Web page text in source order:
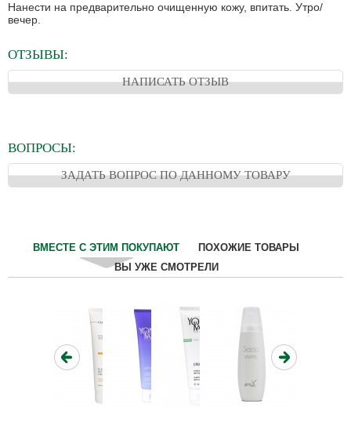
Нанести на предварительно очищенную кожу, впитать. Утро/
вечер.
ОТЗЫВЫ:
НАПИСАТЬ ОТЗЫВ
ВОПРОСЫ:
ЗАДАТЬ ВОПРОС ПО ДАННОМУ ТОВАРУ
ВМЕСТЕ С ЭТИМ ПОКУПАЮТ
ПОХОЖИЕ ТОВАРЫ
ВЫ УЖЕ СМОТРЕЛИ